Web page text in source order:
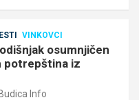
VINKOVCI
osumnjičen
potrepština iz
Budica Info